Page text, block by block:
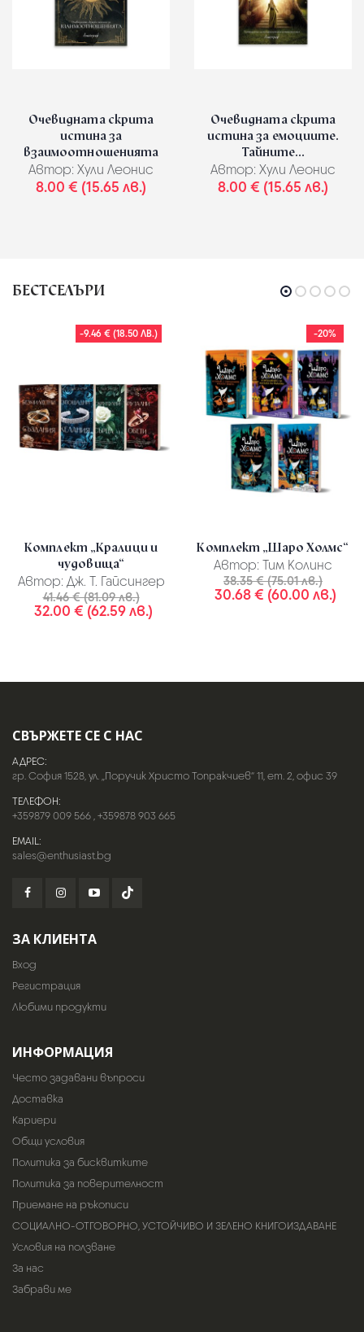
Очевидната скрита
истина за
взаимоотношенията
Автор: Хули Леонис
8.00 € (15.65 лв.)
Очевидната скрита
истина за емоциите.
Тайните...
Автор: Хули Леонис
8.00 € (15.65 лв.)
БЕСТСЕЛЪРИ
-9.46 € (18.50 ЛВ.)
Комплект „Кралици и
чудовища“
Автор: Дж. Т. Гайсингер
41.46 € (81.09 лв.)
32.00 € (62.59 лв.)
-20%
Комплект „Шаро Холмс“
Автор: Тим Колинс
38.35 € (75.01 лв.)
30.68 € (60.00 лв.)
СВЪРЖЕТЕ СЕ С НАС
АДРЕС:
гр. София 1528, ул. „Поручик Христо Топракчиев“ 11, ет. 2, офис 39
ТЕЛЕФОН:
+359879 009 566,+359878 903 665
EMAIL:
sales@enthusiast.bg
ЗА КЛИЕНТА
Вход
Регистрация
Любими продукти
ИНФОРМАЦИЯ
Често задавани въпроси
Доставка
Кариери
Общи условия
Политика за бисквитките
Политика за поверителност
Приемане на ръкописи
СОЦИАЛНО-ОТГОВОРНО, УСТОЙЧИВО И ЗЕЛЕНО КНИГОИЗДАВАНЕ
Условия на ползване
За нас
Забрави ме